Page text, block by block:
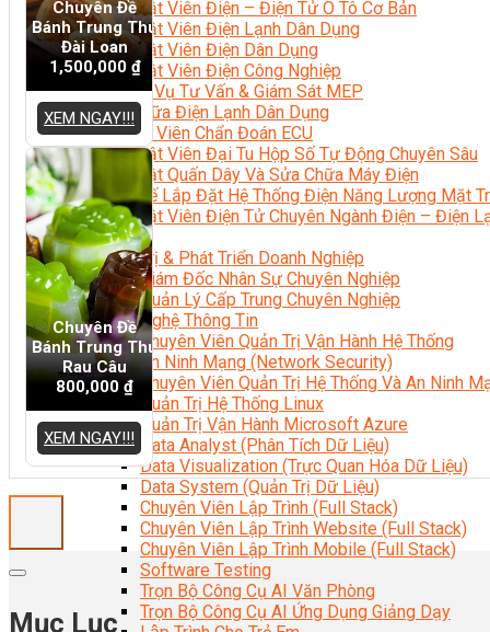
Kỹ Thuật Viên Điện – Điện Tử Ô Tô Cơ Bản
Kỹ Thuật Viên Điện Lạnh Dân Dụng
Kỹ Thuật Viên Điện Dân Dụng
Kỹ Thuật Viên Điện Công Nghiệp
Nghiệp Vụ Tư Vấn & Giám Sát MEP
Sửa Chữa Điện Lạnh Dân Dụng
Chuyên Viên Chẩn Đoán ECU
Kỹ Thuật Viên Đại Tu Hộp Số Tự Động Chuyên Sâu
Kỹ Thuật Quấn Dây Và Sửa Chữa Máy Điện
Thiết Kế Lắp Đặt Hệ Thống Điện Năng Lượng Mặt
Kỹ Thuật Viên Điện Tử Chuyên Ngành Điện – Điện
Ngành Khác
Quản Trị & Phát Triển Doanh Nghiệp
Giám Đốc Nhân Sự Chuyên Nghiệp
Quản Lý Cấp Trung Chuyên Nghiệp
Công Nghệ Thông Tin
Chuyên Viên Quản Trị Vận Hành Hệ Thống
An Ninh Mạng (Network Security)
Chuyên Viên Quản Trị Hệ Thống Và An Ninh
Quản Trị Hệ Thống Linux
Quản Trị Vận Hành Microsoft Azure
Data Analyst (Phân Tích Dữ Liệu)
Data Visualization (Trực Quan Hóa Dữ Liệu)
Data System (Quản Trị Dữ Liệu)
Chuyên Viên Lập Trình (Full Stack)
Chuyên Viên Lập Trình Website (Full Stack)
Chuyên Viên Lập Trình Mobile (Full Stack)
Software Testing
Trọn Bộ Công Cụ AI Văn Phòng
Trọn Bộ Công Cụ AI Ứng Dụng Giảng Dạy
Chuyên Đề
Bánh Trung Thu
Đài Loan
1,500,000 ₫
XEM NGAY!!!
Chuyên Đề
Bánh Trung Thu
Rau Câu
800,000 ₫
XEM NGAY!!!
Mục Lục